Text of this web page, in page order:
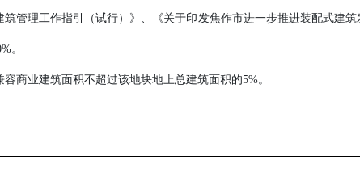
筑管理工作指引（试行）》、《关于印发焦作市进一步推进装配式建
。
容商业建筑面积不超过该地块地上总建筑面积的5%。